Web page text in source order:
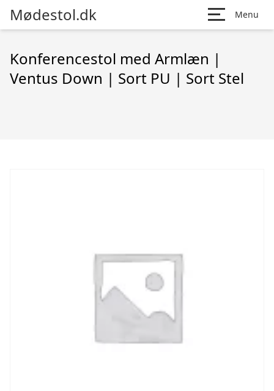
Mødestol.dk Menu
Konferencestol med Armlæn |
Ventus Down | Sort PU | Sort Stel